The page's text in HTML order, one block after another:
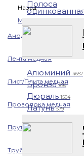
Назад
Медь
Аноды медные
Лента медная
Лист/Плита медная
Проволока медная
Пруток медный
Труба медная
Полоса
Алюминий 4657
Бронза899
Дюраль1504
Латунь579